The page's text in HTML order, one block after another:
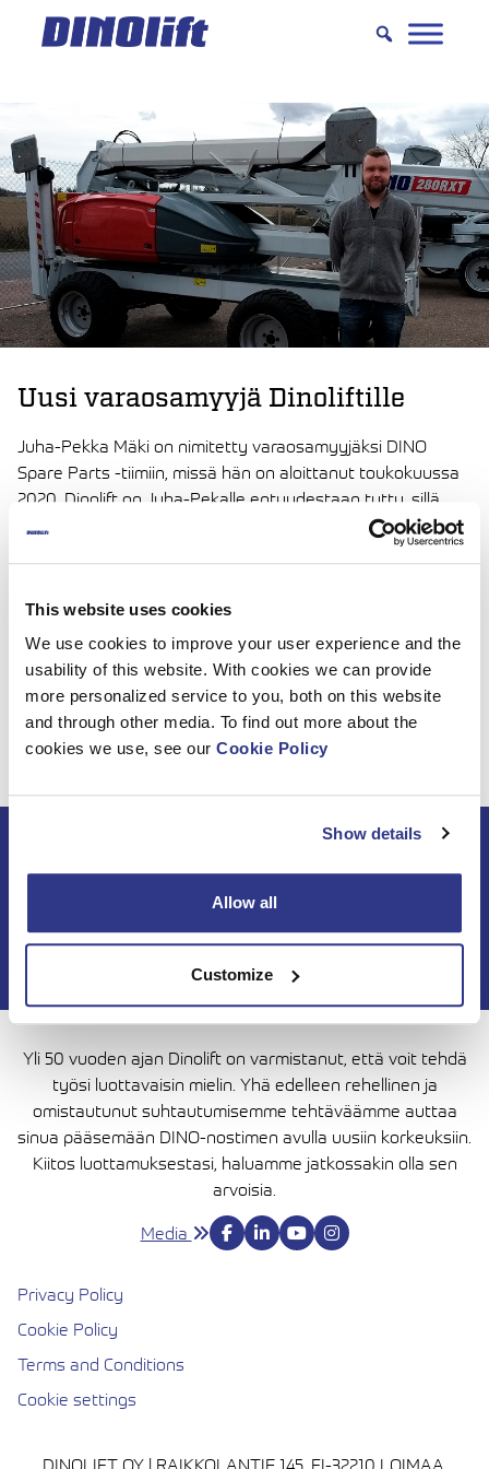
This website uses cookies
We use cookies to improve your user experience and the
usability of this website. With cookies we can provide
more personalized service to you, both on this website
and through other media. To find out more about the
cookies we use, see our Cookie Policy
Show details
Allow all
Customize
Hyppää
sisältöön
Uusi varaosamyyjä Dinoliftille
Juha-Pekka Mäki on nimitetty varaosamyyjäksi DINO
Spare Parts -tiimiin, missä hän on aloittanut toukokuussa
2020. Dinolift on Juha-Pekalle entuudestaan tuttu, sillä
hän on työskennellyt Dinolla aiemmin eri tehtävissä.
varaosadokumentaation ajan tasalla pitäminen.
Tervetuloa joukkoon Juha-Pekka, toivotamme sinulle
menestystä uusissa tehtävissäsi!
Tilaa DINO-uutiskirje
Yli 50 vuoden ajan Dinolift on varmistanut, että voit tehdä
työsi luottavaisin mielin. Yhä edelleen rehellinen ja
omistautunut suhtautumisemme tehtäväämme auttaa
sinua pääsemään DINO-nostimen avulla uusiin korkeuksiin.
Kiitos luottamuksestasi, haluamme jatkossakin olla sen
arvoisia.
Media
Privacy Policy
Cookie Policy
Terms and Conditions
Cookie settings
DINOLIFT OY | RAIKKOLANTIE 145, FI-32210 LOIMAA,